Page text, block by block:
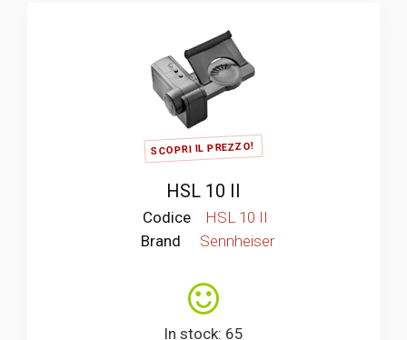
SCOPRI IL PREZZO!
HSL 10 II
Codice
HSL 10 II
Brand
Sennheiser
In stock: 65